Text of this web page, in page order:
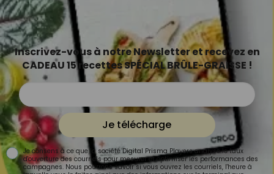
Inscrivez-vous à notre Newsletter et recevez en
CADEAU 15 recettes SPÉCIAL BRÛLE-GRAISSE !
Je télécharge
Je consens à ce que la société Digital Prisma Players analyse le taux
d'ouverture des courriels pour mesurer et optimiser les performances des
campagnes. Nous pourrons savoir si vous ouvrez les courriels, l'heure à